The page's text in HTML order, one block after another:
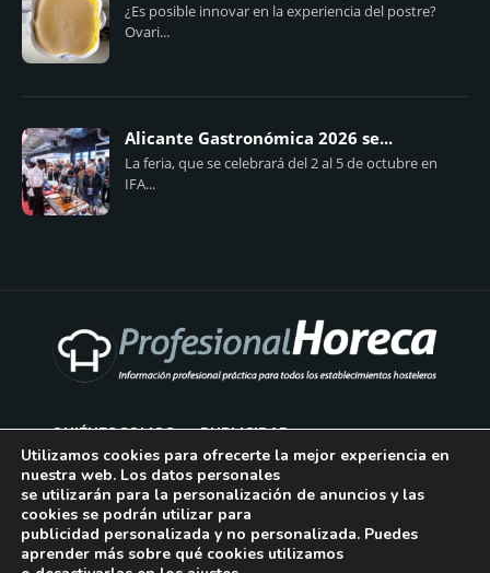
¿Es posible innovar en la experiencia del postre?
Ovari...
Alicante Gastronómica 2026 se...
La feria, que se celebrará del 2 al 5 de octubre en
IFA...
QUIÉNES SOMOS PUBLICIDAD
AVISO LEGAL
POLÍTICA DE COOKIES
POLÍTICA DE PRIVACIDAD
Utilizamos cookies para ofrecerte la mejor experiencia en
nuestra web. Los datos personales
se utilizarán para la personalización de anuncios y las
cookies se podrán utilizar para
publicidad personalizada y no personalizada. Puedes
aprender más sobre qué cookies utilizamos